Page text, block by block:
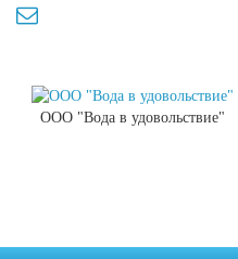
ООО "Вода в удовольствие"